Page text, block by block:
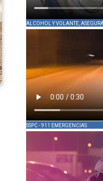
ALCOHOL Y VOLANTE,
SSPC - 911 EMERGENCIAS